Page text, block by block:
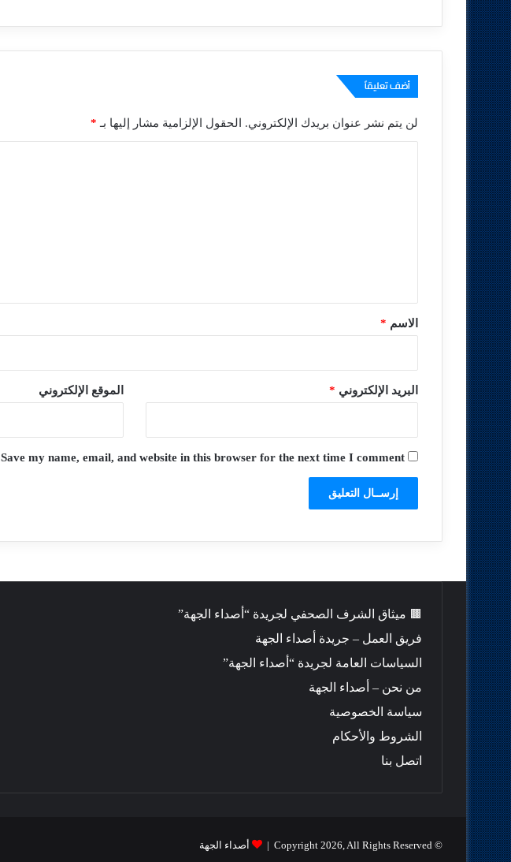
أضف تعليقاً
لن يتم نشر عنوان بريدك الإلكتروني. الحقول الإلزامية مشار إليها بـ *
*الاسم *
البريد الإلكتروني * الموقع الإلكتروني
Save my name, email, and website in this browser for the next time I comment.
🟫 ميثاق الشرف الصحفي لجريدة “أصداء الجهة”
فريق العمل – جريدة أصداء الجهة
السياسات العامة لجريدة “أصداء الجهة”
من نحن – أصداء الجهة
سياسة الخصوصية
الشروط والأحكام
اتصل بنا
© Copyright 2026, All Rights Reserved | أصداء الجهة